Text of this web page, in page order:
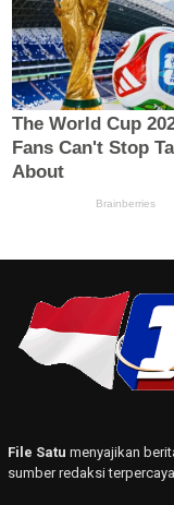
File Satu menyajikan
sumber redaksi